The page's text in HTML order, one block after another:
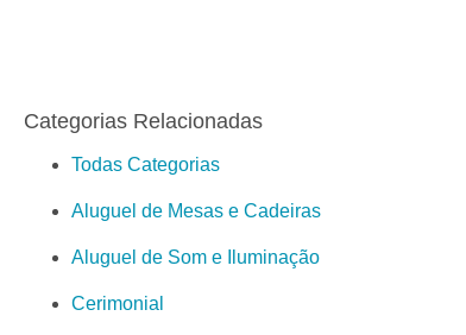
Categorias Relacionadas
Todas Categorias
Aluguel de Mesas e Cadeiras
Aluguel de Som e Iluminação
Cerimonial